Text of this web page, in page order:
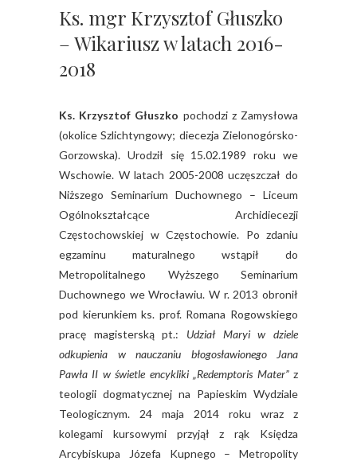
Ks. mgr Krzysztof Głuszko
– Wikariusz w latach 2016-
2018
Ks. Krzysztof Głuszko pochodzi z Zamysłowa
(okolice Szlichtyngowy; diecezja Zielonogórsko-
Gorzowska). Urodził się 15.02.1989 roku we
Wschowie. W latach 2005-2008 uczęszczał do
Niższego Seminarium Duchownego – Liceum
Ogólnokształcące Archidiecezji
Częstochowskiej w Częstochowie. Po zdaniu
egzaminu maturalnego wstąpił do
Metropolitalnego Wyższego Seminarium
Duchownego we Wrocławiu. W r. 2013 obronił
pod kierunkiem ks. prof. Romana Rogowskiego
pracę magisterską pt.: Udział Maryi w dziele
odkupienia w nauczaniu błogosławionego Jana
Pawła II w świetle encykliki „Redemptoris Mater”z
teologii dogmatycznej na Papieskim Wydziale
Teologicznym. 24 maja 2014 roku wraz z
kolegami kursowymi przyjął z rąk Księdza
Arcybiskupa Józefa Kupnego – Metropolity